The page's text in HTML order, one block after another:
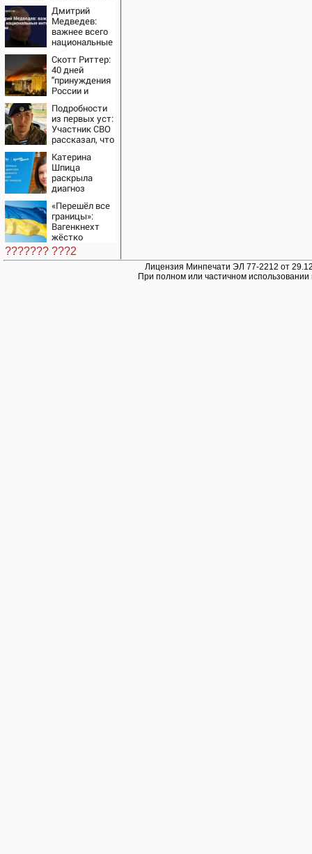
бездействие
против
Трампа
Дмитрий
Медведев:
важнее всего
национальные
России
Скотт Риттер:
40 дней
"принуждения
России и
приблизили
крах режима
Зеленского
Подробности
из первых уст:
Участник СВО
рассказал, что
схватке с
медведем
Катерина
Шпица
раскрыла
диагноз
сына: больше
молчать нет
смысла
«Перешёл все
границы»:
Вагенкнехт
жёстко
ответила
послу
??????? ???2
Лицензия Минпечати ЭЛ 77-2212 от
При полном или частичном